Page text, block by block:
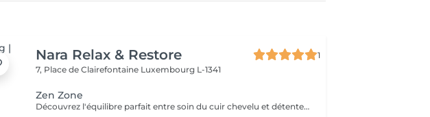
Nara Relax & Restore
1
7, Place de Clairefontaine Luxembourg L-1341
Zen Zone
Découvrez l'équilibre parfait entre soin du cuir chevelu et détente du haut du corps. Ce rituel bien-être associe un Head Spa de 60 minutes à un Massage Dos & Épaules Office Syndrome de 30 minutes pour relâcher les tensions, apaiser l'esprit et procurer une profonde sensation de bien-être. Comprend : Head Spa 60 min Massage Dos & Épaules Office Syndrome 30 min